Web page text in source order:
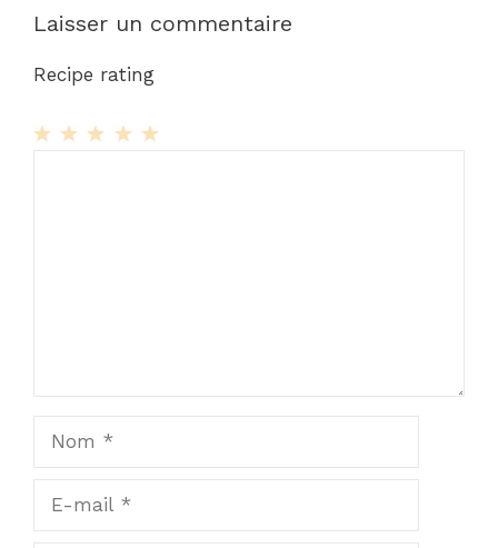
Laisser un commentaire
Recipe rating
mail